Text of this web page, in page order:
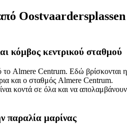
Oostvaardersplassen
κόμβος κεντρικού σταθμού
το Almere Centrum. Εδώ βρίσκονται η
και ο σταθμός Almere Centrum.
κοντά σε όλα και να απολαμβάνουν
παραλία μαρίνας